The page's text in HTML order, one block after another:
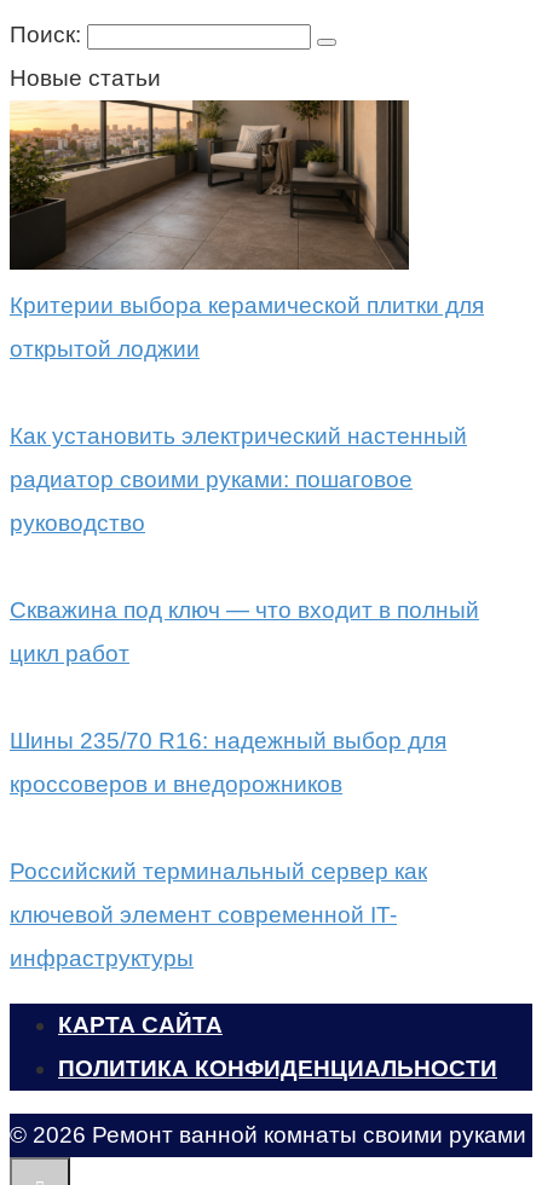
Поиск:
Новые статьи
Критерии выбора керамической плитки для
открытой лоджии
Как установить электрический настенный
радиатор своими руками: пошаговое
руководство
Скважина под ключ — что входит в полный
цикл работ
Шины 235/70 R16: надежный выбор для
кроссоверов и внедорожников
Российский терминальный сервер как
ключевой элемент современной IT-
инфраструктуры
КАРТА САЙТА
ПОЛИТИКА КОНФИДЕНЦИАЛЬНОСТИ
© 2026 Ремонт ванной комнаты своими руками